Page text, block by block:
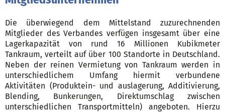
Die überwiegend dem Mittelstand zuzurechnenden
Mitglieder des Verbandes verfügen insgesamt über eine
Lagerkapazität von rund 16 Millionen Kubikmeter
Tankraum, verteilt auf über 100 Standorte in Deutschland.
Neben der reinen Vermietung von Tankraum werden in
unterschiedlichem Umfang hiermit verbundene
Aktivitäten (Produktein- und auslagerung, Additivierung,
Blending, Bunkerungen, Direktumschlag zwischen
unterschiedlichen Transportmitteln) angeboten. Hierzu